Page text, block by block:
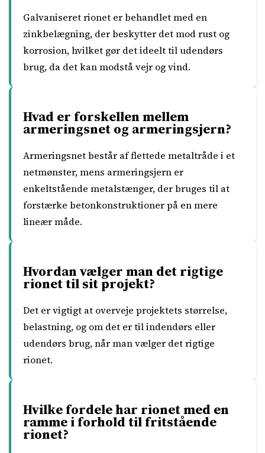
Galvaniseret rionet er behandlet med en
zinkbelægning, der beskytter det mod rust og
korrosion, hvilket gør det ideelt til udendørs
brug, da det kan modstå vejr og vind.
Hvad er forskellen mellem
armeringsnet og armeringsjern?
Armeringsnet består af flettede metaltråde i et
netmønster, mens armeringsjern er
enkeltstående metalstænger, der bruges til at
forstærke betonkonstruktioner på en mere
lineær måde.
Hvordan vælger man det rigtige
rionet til sit projekt?
Det er vigtigt at overveje projektets størrelse,
belastning, og om det er til indendørs eller
udendørs brug, når man vælger det rigtige
rionet.
Hvilke fordele har rionet med en
ramme i forhold til fritstående
rionet?